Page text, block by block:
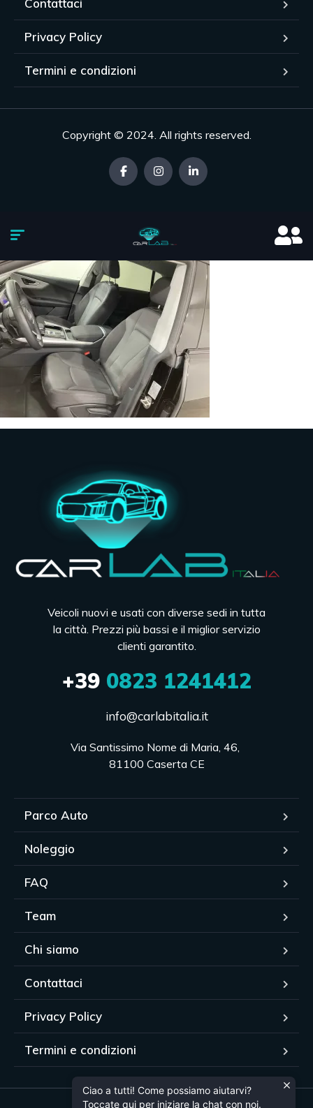
Contattaci
Privacy Policy
Termini e condizioni
Copyright © 2024. All rights reserved.
Veicoli nuovi e usati con diverse sedi in tutta
la città. Prezzi più bassi e il miglior servizio
clienti garantito.
+390823 1241412
info@carlabitalia.it
Via Santissimo Nome di Maria, 46,
81100 Caserta CE
Parco Auto
Noleggio
FAQ
Team
Chi siamo
Contattaci
Privacy Policy
Termini e condizioni
Ciao a tutti! Come possiamo aiutarvi?
Toccate qui per iniziare la chat con noi.